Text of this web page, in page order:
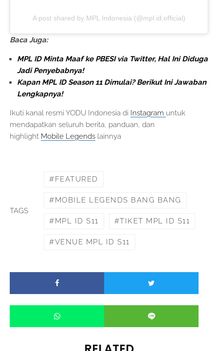
A post shared by MPL Indonesia (@mpl.id.official)
Baca Juga:
MPL ID Minta Maaf ke PBESI via Twitter, Hal Ini Diduga
Jadi Penyebabnya!
Kapan MPL ID Season 11 Dimulai? Berikut Ini Jawaban
Lengkapnya!
Ikuti kanal resmi YODU Indonesia di Instagram untuk
mendapatkan seluruh berita, panduan, dan
highlight Mobile Legends lainnya
TAGS
FEATURED
MOBILE LEGENDS BANG BANG
MPL ID S11 TIKET MPL ID S11
VENUE MPL ID S11